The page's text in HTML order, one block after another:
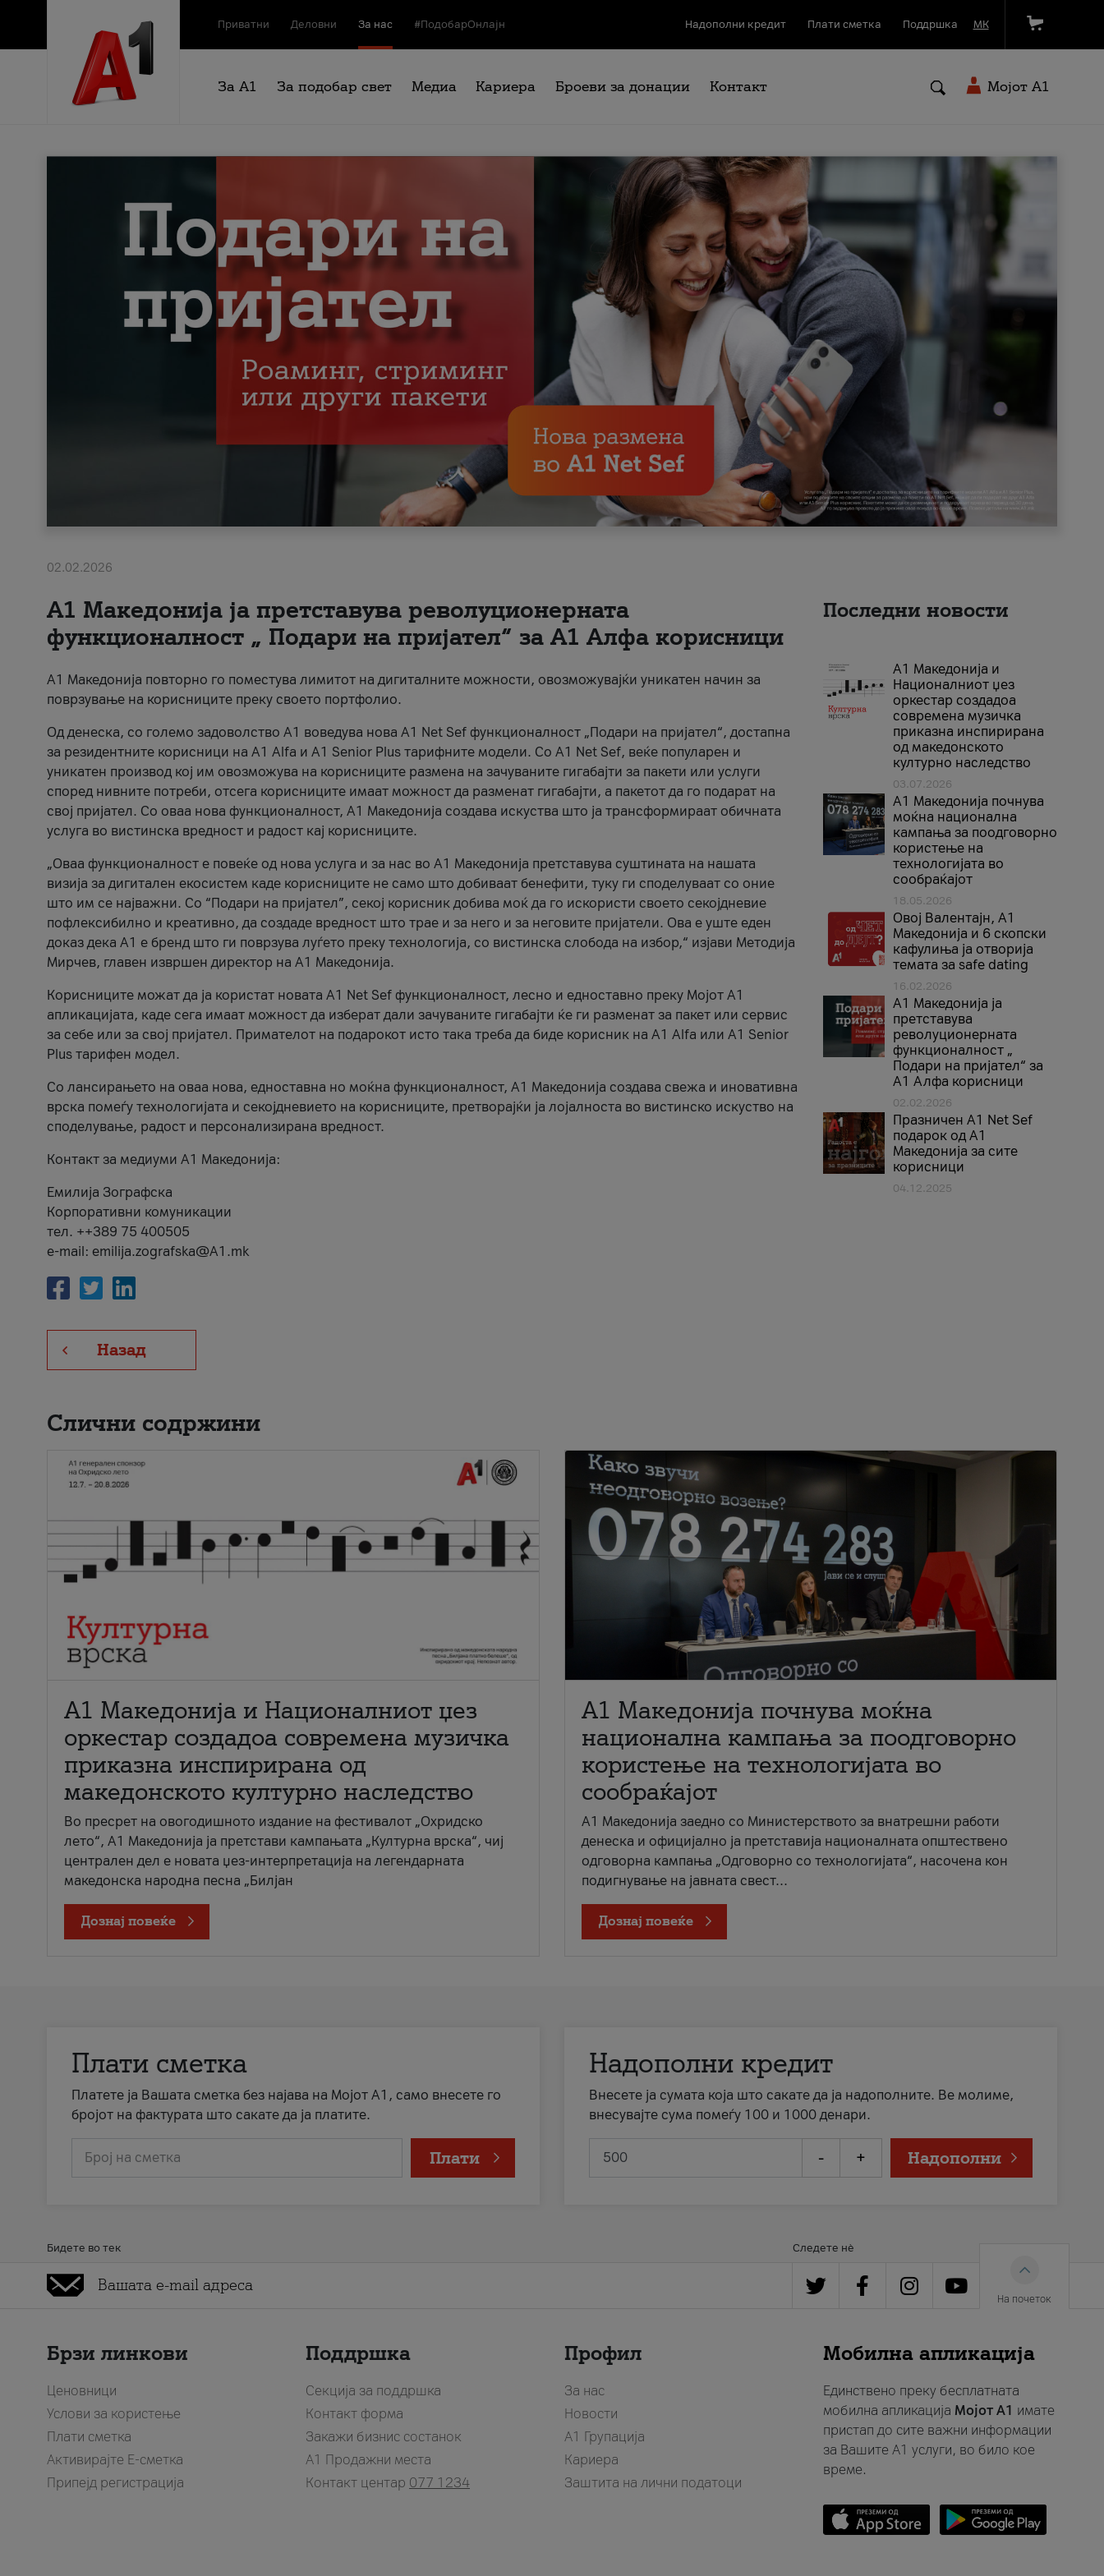
Приватни Деловни За нас #ПодобарОнлајн Надополни кредит Плати сметка Поддршка МК
За А1 За подобар свет Медиа Кариера Броеви за донации Контакт Мојот A1
02.02.2026
А1 Македонија ја претставува револуционерната
функционалност „ Подари на пријател“ за А1 Алфа корисници
А1 Македонија повторно го поместува лимитот на дигиталните можности, овозможувајќи уникатен начин за
поврзување на корисниците преку своето портфолио.
Од денеска, со големо задоволство А1 воведува нова A1 Net Sef функционалност „Подари на пријател“, достапна
за резидентните корисници на А1 Alfa и A1 Senior Plus тарифните модели. Со A1 Net Sef, веќе популарен и
уникатен производ кој им овозможува на корисниците размена на зачуваните гигабајти за пакети или услуги
според нивните потреби, отсега корисниците имаат можност да разменат гигабајти, а пакетот да го подарат на
свој пријател. Со оваа нова функционалност, А1 Македонија создава искуства што ја трансформираат обичната
услуга во вистинска вредност и радост кај корисниците.
„Оваа функционалност е повеќе од нова услуга и за нас во А1 Македонија претставува суштината на нашата
визија за дигитален екосистем каде корисниците не само што добиваат бенефити, туку ги споделуваат со оние
што им се најважни. Со “Подари на пријател”, секој корисник добива моќ да го искористи своето секојдневие
пофлексибилно и креативно, да создаде вредност што трае и за него и за неговите пријатели. Ова е уште еден
доказ дека А1 е бренд што ги поврзува луѓето преку технологија, со вистинска слобода на избор,“ изјави Методија
Мирчев, главен извршен директор на А1 Македонија.
Корисниците можат да ја користат новата А1 Net Sef функционалност, лесно и едноставно преку Мојот А1
апликацијата, каде сега имаат можност да изберат дали зачуваните гигабајти ќе ги разменат за пакет или сервис
за себе или за свој пријател. Примателот на подарокот исто така треба да биде корисник на А1 Alfa или A1 Senior
Plus тарифен модел.
Со лансирањето на оваа нова, едноставна но моќна функционалност, А1 Македонија создава свежа и иновативна
врска помеѓу технологијата и секојдневието на корисниците, претворајќи ја лојалноста во вистинско искуство на
споделување, радост и персонализирана вредност.
Контакт за медиуми А1 Македонија:
Емилија Зографска
Корпоративни комуникации
тел. ++389 75 400505
e-mail: emilija.zografska@A1.mk
Назад
Последни новости
А1 Македонија и
Националниот џез
оркестар создадоа
современа музичка
приказна инспирирана
од македонското
културно наследство
03.07.2026
A1 Македонија почнува
моќна национална
кампања за поодговорно
користење на
технологијата во
сообраќајот
18.05.2026
Овој Валентајн, A1
Македонија и 6 скопски
кафулиња ја отворија
темата за safe dating
16.02.2026
А1 Македонија ја
претставува
револуционерната
функционалност „
Подари на пријател“ за
А1 Алфа корисници
02.02.2026
Празничен A1 Net Sеf
подарок од А1
Македонија за сите
корисници
04.12.2025
Слични содржини
А1 Македонија и Националниот џез
оркестар создадоа современа музичка
приказна инспирирана од
македонското културно наследство
Во пресрет на овогодишното издание на фестивалот „Охридско
лето“, А1 Македонија ја претстави кампањата „Културна врска“, чиј
централен дел е новата џез-интерпретација на легендарната
македонска народна песна „Билјан
Дознај повеќе
A1 Македонија почнува моќна
национална кампања за поодговорно
користење на технологијата во
сообраќајот
A1 Македонија заедно со Министерството за внатрешни работи
денеска и официјално ја претставија националната општествено
одговорна кампања „Одговорно со технологијата“, насочена кон
подигнување на јавната свест...
Дознај повеќе
Плати сметка
Платете ја Вашата сметка без најава на Мојот А1, само внесете го
бројот на фактурата што сакате да ја платите.
Број на сметка Плати
Надополни кредит
Внесете ја сумата која што сакате да ја надополните. Ве молиме,
внесувајте сума помеѓу 100 и 1000 денари.
- + Надополни
Бидете во тек Следете нè
На почеток
Брзи линкови
Ценовници
Услови за користење
Плати сметка
Активирајте Е-сметка
Припејд регистрација
Поддршка
Секција за поддршка
Контакт форма
Закажи бизнис состанок
A1 Продажни места
Контакт центар 077 1234
Профил
За нас
Новости
А1 Групација
Кариера
Заштита на лични податоци
Мобилна апликација
Единствено преку бесплатната
мобилна апликација Мојот A1 имате
пристап до сите важни информации
за Вашите A1 услуги, во било кое
време.